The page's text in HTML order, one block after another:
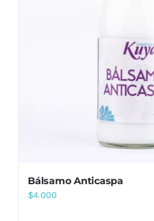
Bálsamo Anticaspa
$4.000